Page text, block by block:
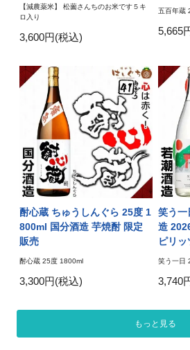
【減農薬米】 松薗さんちのお米です５キ
ロ入り
3,600円(税込)
五百年蔵
5,665
酎心蔵 ちゅうしんぐら 25度 1
800ml 国分酒造 芋焼酎 限定
販売
酎心蔵 25度 1800ml
3,300円(税込)
笑う一
造
ピリッ
笑う一日
3,740
もっと見る